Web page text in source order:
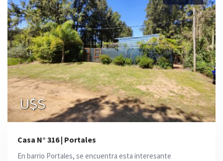
U$S
Casa N° 316 | Portales
En barrio Portales, se encuentra esta interesante